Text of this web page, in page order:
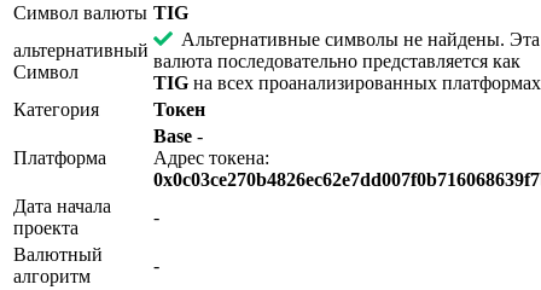
Символ валюты TIG
альтернативный
Символ
Альтернативные символы не найдены. Эта
валюта последовательно представляется как
TIG на всех проанализированных
Категория
Токен
Платформа
Base -
Адрес токена:
Дата начала
проекта
-
Валютный
алгоритм
-